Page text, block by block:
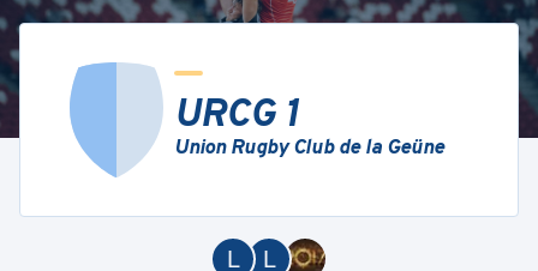
URCG 1
Union Rugby Club de la Geüne
L
L